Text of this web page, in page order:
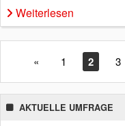
Weiterlesen
« 1 2 3
AKTUELLE UMFRAGE